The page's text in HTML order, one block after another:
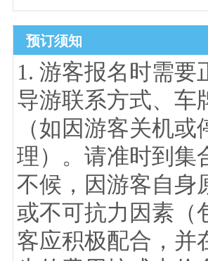
预订须知
1. 游客报名时需
导游联系方式、车
（如因游客关机
理）。请准时到集
不候，因游客自身
或不可抗力因素（
客应积极配合，并